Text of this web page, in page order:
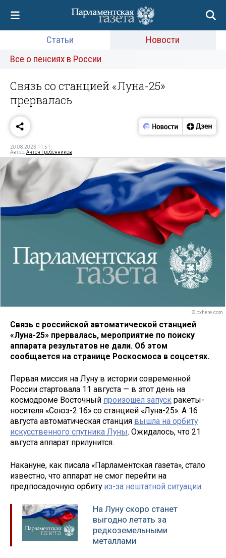
Статьи
Новости
Все о пенсиях в России
Связь со станцией «Луна-25»
прервалась
20.08.2023 11:51
Автор:Антон Гребенников
© pxhere.com
Связь с российской автоматической станцией
«Луна-25» прервалась, мероприятие по поиску
аппарата результатов не дали. Об этом
сообщается на странице Роскосмоса в соцсетях.
Первая миссия на Луну в истории современной
России стартовала 11 августа — в этот день на
космодроме Восточный произошел запуск ракеты-
носителя «Союз-2.1б» со станцией «Луна-25». А 16
августа автоматическая станция вышла на орбиту
искусственного спутника Луны. Ожидалось, что 21
августа аппарат прилунится.
Накануне, как писала «Парламентская газета», стало
известно, что аппарат не смог перейти на
предпосадочную орбиту из-за нештатной ситуации.
На Луну скоро станет
выгодно летать за
редкоземельными
металлами